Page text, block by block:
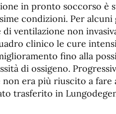
in pronto soccorso è
condizioni. Per alcuni
ventilazione non
clinico le cure
fino alla
di ossigeno.
era più riuscito a fare
trasferito in